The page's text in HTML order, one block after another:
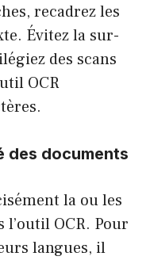
recadrez les
Évitez la sur-
des scans
OCR
des documents
la ou les
OCR. Pour
langues, il